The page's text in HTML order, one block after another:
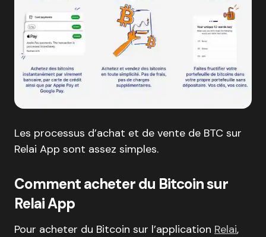
Les processus d’achat et de vente de BTC sur
Relai App sont assez simples.
Comment acheter du Bitcoin sur
Relai App
Pour acheter du Bitcoin sur l’application Relai,